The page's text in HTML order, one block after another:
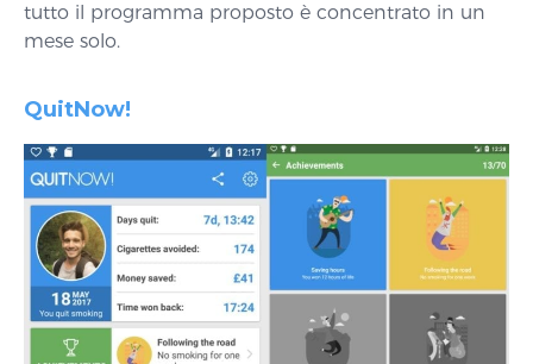
tutto il programma proposto è concentrato in un
mese solo.
QuitNow!